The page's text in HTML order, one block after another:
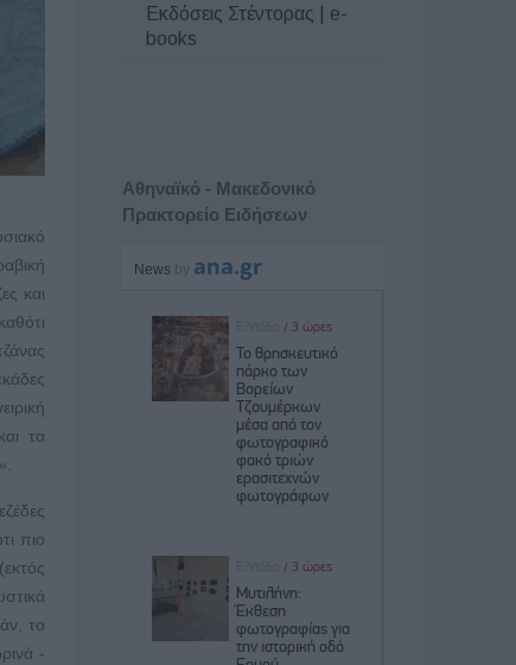
και
τα
πιο
το
-
Εκδόσεις Στέντορας | e-
books
Αθηναϊκό - Μακεδονικό
Πρακτορείο Ειδήσεων